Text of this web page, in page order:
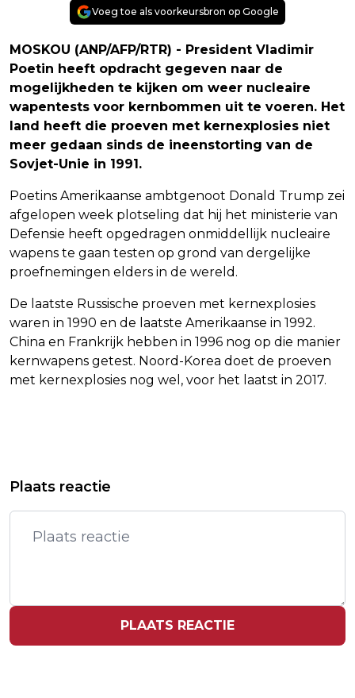
Voeg toe als voorkeursbron op Google
MOSKOU (ANP/AFP/RTR) - President Vladimir
Poetin heeft opdracht gegeven naar de
mogelijkheden te kijken om weer nucleaire
wapentests voor kernbommen uit te voeren. Het
land heeft die proeven met kernexplosies niet
meer gedaan sinds de ineenstorting van de
Sovjet-Unie in 1991.
Poetins Amerikaanse ambtgenoot Donald Trump zei
afgelopen week plotseling dat hij het ministerie van
Defensie heeft opgedragen onmiddellijk nucleaire
wapens te gaan testen op grond van dergelijke
proefnemingen elders in de wereld.
De laatste Russische proeven met kernexplosies
waren in 1990 en de laatste Amerikaanse in 1992.
China en Frankrijk hebben in 1996 nog op die manier
kernwapens getest. Noord-Korea doet de proeven
met kernexplosies nog wel, voor het laatst in 2017.
ARMBREUKEN TIJDENS BEZOEK AAN
STADION SAN SIRO OFFICIEEL
EIGENDOM VAN INTER EN AC MILAN
Plaats reactie
PLAATS REACTIE